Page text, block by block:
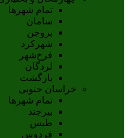
تمام شهر‌ها
سامان
بروجن
شهرکرد
فرخ‌شهر
لردگان
بازگشت
خراسان جنوبی
تمام شهر‌ها
بيرجند
طبس
فردوس